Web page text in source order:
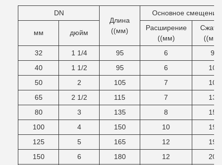
DN
Длина
((мм)
Основное смещение
мм дюйм
Расширение
((мм)
((мм)
32
1 1/4 95 6
9
40
1 1/2 95 6
10
50
2 105 7
10
65
2 1/2 115 7
13
80
3 135 8
15
100
4 150 10
19
125
5 165 12
19
150
6 180 12
20